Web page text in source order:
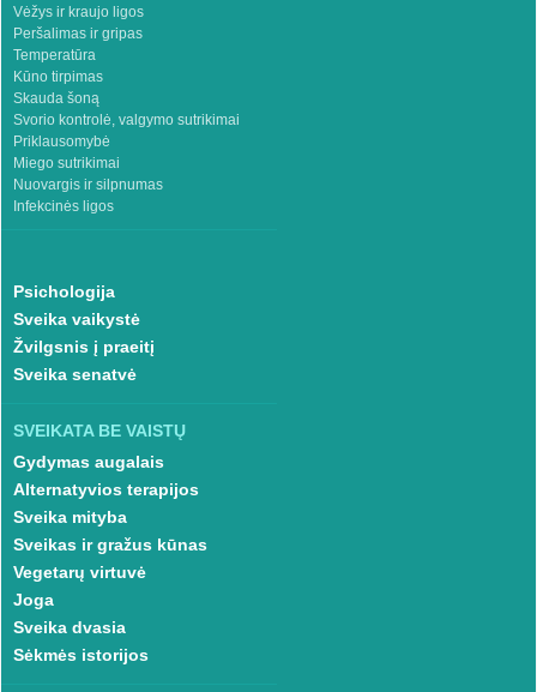
Vėžys ir kraujo ligos
Peršalimas ir gripas
Temperatūra
Kūno tirpimas
Skauda šoną
Svorio kontrolė, valgymo sutrikimai
Priklausomybė
Miego sutrikimai
Nuovargis ir silpnumas
Infekcinės ligos
Psichologija
Sveika vaikystė
Žvilgsnis į praeitį
Sveika senatvė
SVEIKATA BE VAISTŲ
Gydymas augalais
Alternatyvios terapijos
Sveika mityba
Sveikas ir gražus kūnas
Vegetarų virtuvė
Joga
Sveika dvasia
Sėkmės istorijos